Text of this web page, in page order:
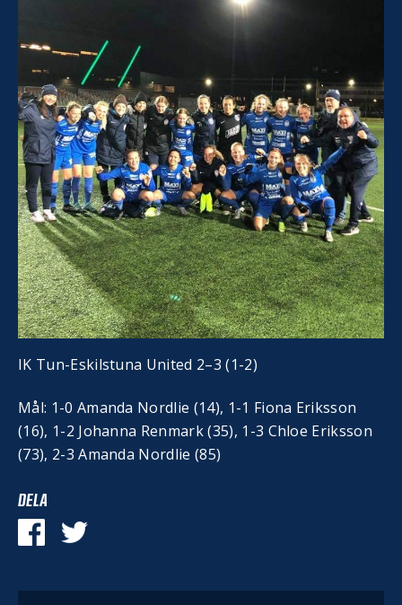
IK Tun-Eskilstuna United 2–3 (1-2)
Mål: 1-0 Amanda Nordlie (14), 1-1 Fiona Eriksson
(16), 1-2 Johanna Renmark (35), 1-3 Chloe Eriksson
(73), 2-3 Amanda Nordlie (85)
DELA